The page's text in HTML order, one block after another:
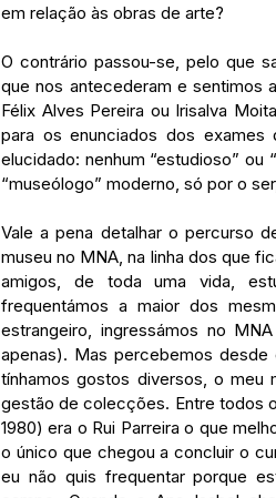
em relação às obras de arte?
O contrário passou-se, pelo que
que nos antecederam e sentimos
Félix Alves Pereira ou Irisalva
para os enunciados dos
elucidado: nenhum “estudioso” ou
“museólogo” moderno, só por o
Vale a pena detalhar o percurso
museu no MNA, na linha dos que
amigos, de toda uma vida,
frequentámos a maior dos
estrangeiro, ingressámos no
apenas). Mas percebemos desde
tínhamos gostos diversos, o meu
gestão de colecções. Entre todos
1980) era o Rui Parreira o que
o único que chegou a concluir o
eu não quis frequentar porque